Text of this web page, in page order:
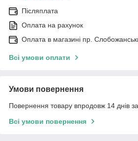
Післяплата
Оплата на рахунок
Оплата в магазині пр.
Всі умови оплати
Умови повернення
Повернення товару впродовж 14 днів
Всі умови повернення